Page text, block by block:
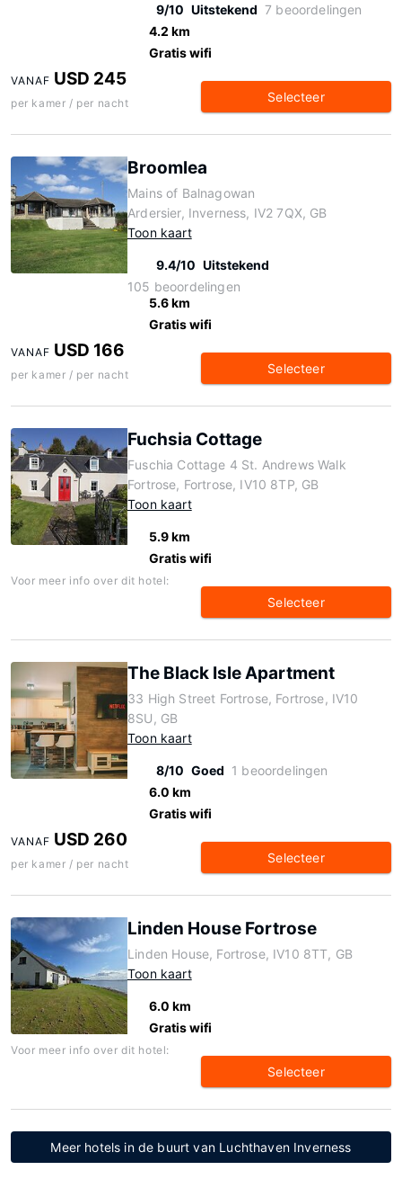
9/10 Uitstekend 7 beoordelingen
4.2 km
Gratis wifi
VANAF USD 245
per kamer / per nacht Selecteer
Broomlea
Mains of Balnagowan
Ardersier, Inverness, IV2 7QX, GB
Toon kaart
9.4/10 Uitstekend
105 beoordelingen
5.6 km
Gratis wifi
VANAF USD 166
per kamer / per nacht Selecteer
Fuchsia Cottage
Fuschia Cottage 4 St. Andrews Walk
Fortrose, Fortrose, IV10 8TP, GB
Toon kaart
5.9 km
Gratis wifi
Voor meer info over dit hotel:
Selecteer
The Black Isle Apartment
33 High Street Fortrose, Fortrose, IV10
8SU, GB
Toon kaart
8/10 Goed 1 beoordelingen
6.0 km
Gratis wifi
VANAF USD 260
per kamer / per nacht Selecteer
Linden House Fortrose
Linden House, Fortrose, IV10 8TT, GB
Toon kaart
6.0 km
Gratis wifi
Voor meer info over dit hotel:
Selecteer
Meer hotels in de buurt van Luchthaven Inverness